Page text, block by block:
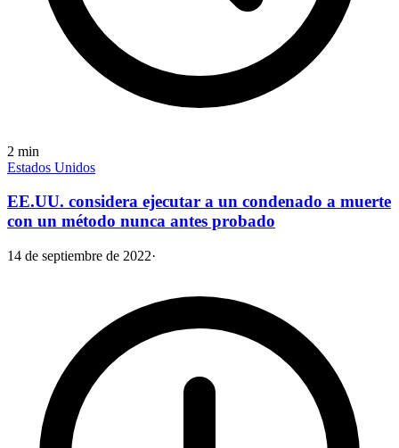
2 min
Estados Unidos
EE.UU. considera ejecutar a un condenado a muerte
con un método nunca antes probado
14 de septiembre de 2022·